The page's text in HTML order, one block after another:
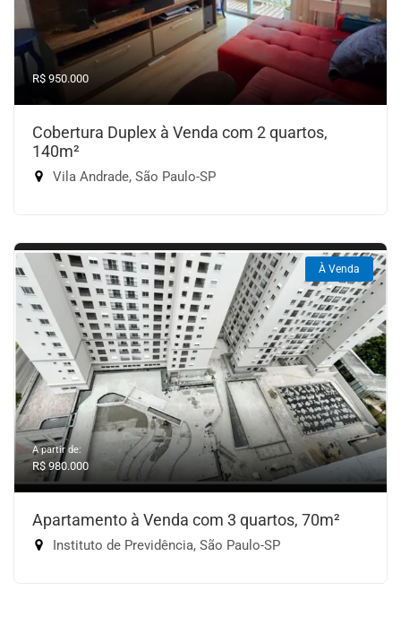
R$ 950.000
Cobertura Duplex à Venda com 2 quartos,
140m²
Vila Andrade, São Paulo-SP
À Venda
A partir de:
R$ 980.000
Apartamento à Venda com 3 quartos, 70m²
Instituto de Previdência, São Paulo-SP